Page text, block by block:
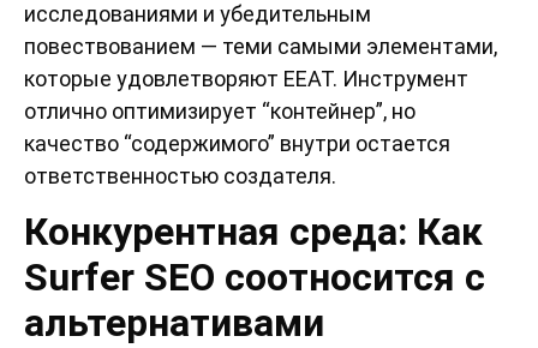
исследованиями и убедительным
повествованием — теми самыми элементами,
которые удовлетворяют EEAT. Инструмент
отлично оптимизирует “контейнер”, но
качество “содержимого” внутри остается
ответственностью создателя.
Конкурентная среда: Как
Surfer SEO соотносится с
альтернативами